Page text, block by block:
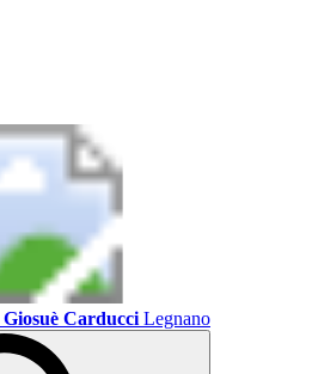
Giosuè Carducci Legnano